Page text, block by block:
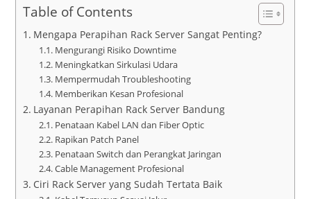
Table of Contents
Mengapa Perapihan Rack Server Sangat Penting?
Mengurangi Risiko Downtime
Meningkatkan Sirkulasi Udara
Mempermudah Troubleshooting
Memberikan Kesan Profesional
Layanan Perapihan Rack Server Bandung
Penataan Kabel LAN dan Fiber Optic
Rapikan Patch Panel
Penataan Switch dan Perangkat Jaringan
Cable Management Profesional
Ciri Rack Server yang Sudah Tertata Baik